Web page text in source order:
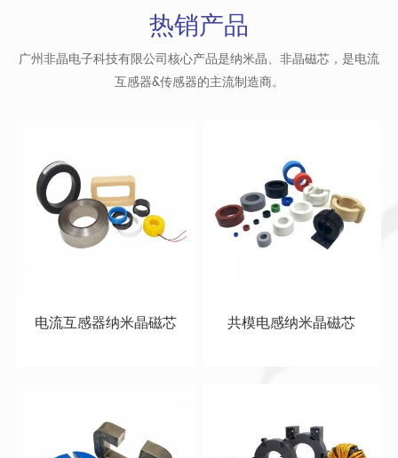
热销产品
广州非晶电子科技有限公司核心产品是纳米晶、非晶磁芯，是电流
互感器&传感器的主流制造商。
电流互感器纳米晶磁芯
共模电感纳米晶磁芯